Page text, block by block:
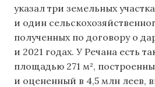
указал три земельных
и один
полученных по договору о
и 2021 годах. У Речана есть
площадью 271 м²,
и оцененный в 4,5 млн леев,